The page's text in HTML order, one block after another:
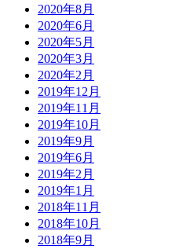
2020年8月
2020年6月
2020年5月
2020年3月
2020年2月
2019年12月
2019年11月
2019年10月
2019年9月
2019年6月
2019年2月
2019年1月
2018年11月
2018年10月
2018年9月